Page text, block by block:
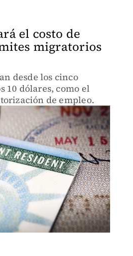
el costo de
migratorios
desde los cinco
10 dólares, como el
de empleo.